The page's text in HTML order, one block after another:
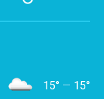
15° — 15°